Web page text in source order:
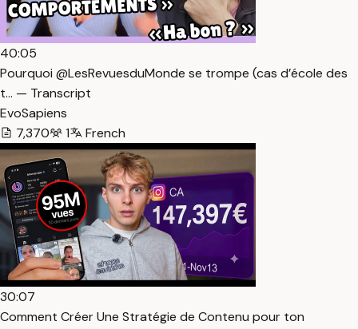
40:05
Pourquoi @LesRevuesduMonde se trompe (cas d’école des
t… — Transcript
EvoSapiens
7,370
1 French
30:07
Comment Créer Une Stratégie de Contenu pour ton